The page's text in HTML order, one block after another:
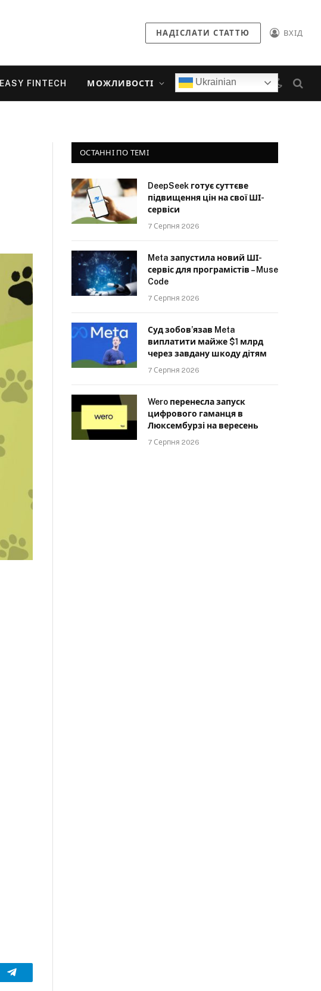
НАДІСЛАТИ СТАТТЮ ВХІД
EASY FINTECH МОЖЛИВОСТІ Ukrainian
Telegram
ОСТАННІ ПО ТЕМІ
DeepSeek готує суттєве
підвищення цін на свої ШІ-
сервіси
7 Серпня 2026
Meta запустила новий ШІ-
сервіс для програмістів – Muse
Code
7 Серпня 2026
Суд зобов’язав Meta
виплатити майже $1 млрд
через завдану шкоду дітям
7 Серпня 2026
Wero перенесла запуск
цифрового гаманця в
Люксембурзі на вересень
7 Серпня 2026